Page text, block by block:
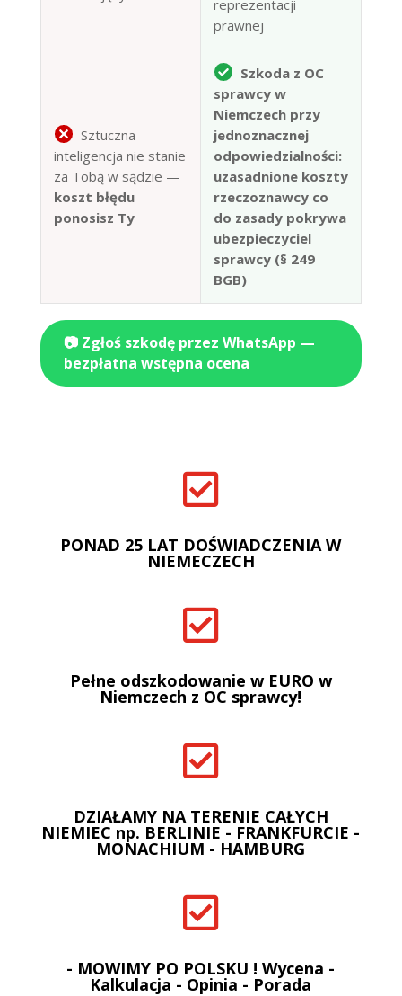
reprezentacji
prawnej
Sztuczna
inteligencja nie stanie
za Tobą w sądzie —
koszt błędu
ponosisz Ty
Szkoda z OC
sprawcy w
Niemczech przy
jednoznacznej
odpowiedzialności:
uzasadnione koszty
rzeczoznawcy co
do zasady pokrywa
ubezpieczyciel
sprawcy (§ 249
BGB)
📷 Zgłoś szkodę przez WhatsApp —
bezpłatna wstępna ocena

PONAD 25 LAT DOŚWIADCZENIA W
NIEMECZECH

Pełne odszkodowanie w EURO w
Niemczech z OC sprawcy!

DZIAŁAMY NA TERENIE CAŁYCH
NIEMIEC np. BERLINIE - FRANKFURCIE -
MONACHIUM - HAMBURG

- MOWIMY PO POLSKU ! Wycena -
Kalkulacja - Opinia - Porada